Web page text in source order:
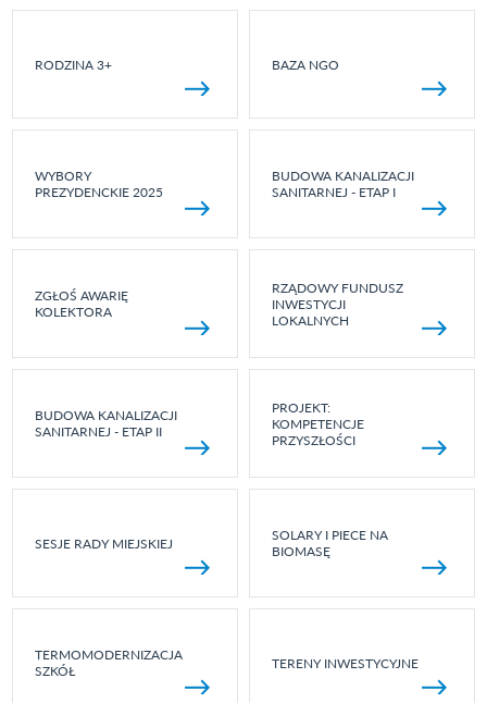
RODZINA 3+ BAZA NGO
WYBORY
PREZYDENCKIE 2025
BUDOWA KANALIZACJI
SANITARNEJ - ETAP I
ZGŁOŚ AWARIĘ
KOLEKTORA
RZĄDOWY FUNDUSZ
INWESTYCJI
LOKALNYCH
BUDOWA KANALIZACJI
SANITARNEJ - ETAP II
PROJEKT:
KOMPETENCJE
PRZYSZŁOŚCI
SESJE RADY MIEJSKIEJ
SOLARY I PIECE NA
BIOMASĘ
TERMOMODERNIZACJA
SZKÓŁ
TERENY INWESTYCYJNE